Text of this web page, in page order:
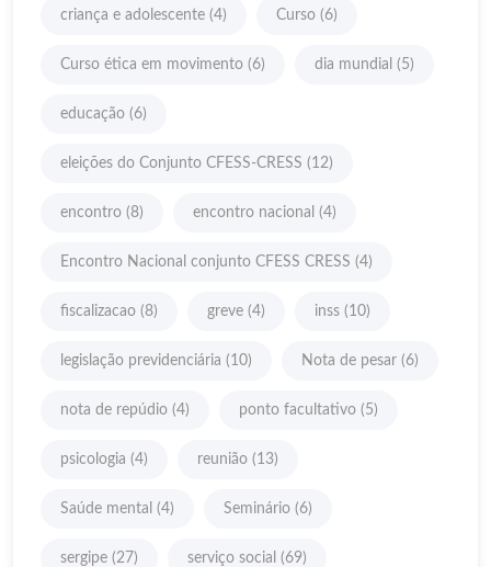
criança e adolescente (4) Curso (6)
Curso ética em movimento (6) dia mundial (5)
educação (6)
eleições do Conjunto CFESS-CRESS (12)
encontro (8) encontro nacional (4)
Encontro Nacional conjunto CFESS CRESS (4)
fiscalizacao (8) greve (4) inss (10)
legislação previdenciária (10) Nota de pesar (6)
nota de repúdio (4) ponto facultativo (5)
psicologia (4) reunião (13)
Saúde mental (4) Seminário (6)
sergipe (27) serviço social (69)